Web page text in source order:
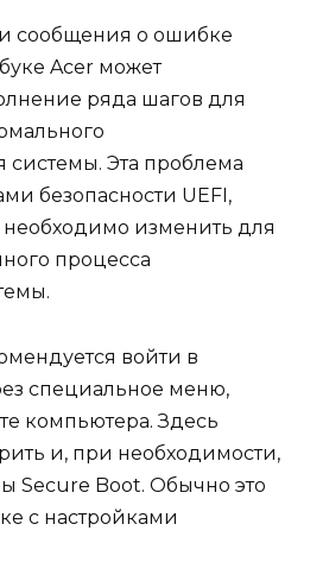
сообщения о ошибке
Acer может
ряда шагов для
Эта проблема
безопасности UEFI,
необходимо изменить для
процесса
войти в
специальное меню,
компьютера. Здесь
и, при необходимости,
Secure Boot. Обычно это
с настройками